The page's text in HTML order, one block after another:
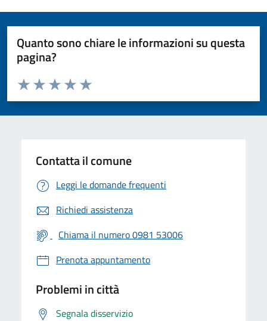
Quanto sono chiare le informazioni su questa
pagina?
Valuta da 1 a 5 stelle la pagina
Valuta 5 stelle su 5
Valuta 4 stelle su 5
Valuta 3 stelle su 5
Valuta 2 stelle su 5
Valuta 1 stelle su 5
Contatta il comune
Leggi le domande frequenti
Richiedi assistenza
Chiama il numero 0981 53006
Prenota appuntamento
Problemi in città
Segnala disservizio